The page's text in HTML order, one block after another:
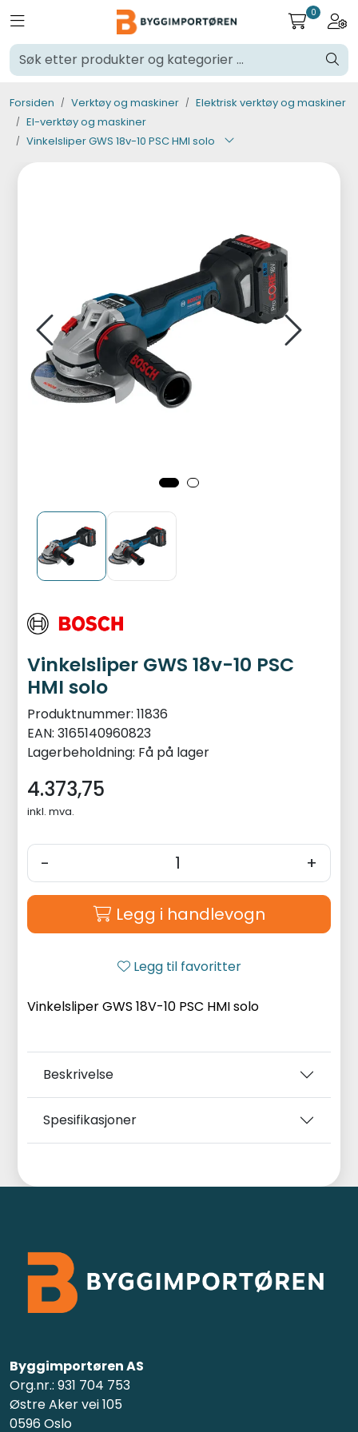
Skip to main content
Toggle navigation 0
Forsiden Verktøy og maskiner
Elektrisk verktøy og maskiner
El-verktøy og maskiner
Vinkelsliper GWS 18v-10 PSC HMI solo
Vinkelsliper GWS 18v-10 PSC
HMI solo
Produktnummer: 11836
EAN: 3165140960823
Lagerbeholdning: Få på lager
4.373,75
inkl. mva.
- +
Legg i handlevogn
Legg til favoritter
Vinkelsliper GWS 18V-10 PSC HMI solo
Beskrivelse
Spesifikasjoner
Byggimportøren AS
Org.nr.: 931 704 753
Østre Aker vei 105
0596 Oslo
Verktøy og maskiner
Steinpleie